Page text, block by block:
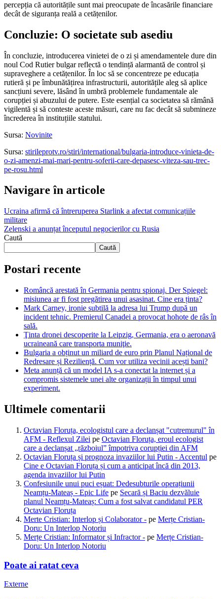
percepția că autoritățile sunt mai preocupate de încasările financiare
decât de siguranța reală a cetățenilor.
Concluzie: O societate sub asediu
În concluzie, introducerea vinietei de o zi și amendamentele dure din
noul Cod Rutier bulgar reflectă o tendință alarmantă de control și
supraveghere a cetățenilor. În loc să se concentreze pe educația
rutieră și pe îmbunătățirea infrastructurii, autoritățile aleg să aplice
sancțiuni severe, lăsând în umbră problemele fundamentale ale
corupției și abuzului de putere. Este esențial ca societatea să rămână
vigilentă și să conteste aceste măsuri, care nu fac decât să submineze
încrederea în instituțiile statului.
Sursa: Novinite
Sursa: stirileprotv.ro/stiri/international/bulgaria-introduce-vinieta-de-
o-zi-amenzi-mai-mari-pentru-soferii-care-depasesc-viteza-sau-trec-
pe-rosu.html
Navigare în articole
Ucraina afirmă că întreruperea Starlink a afectat comunicațiile
militare
Zelenski a anunțat începutul negocierilor cu Rusia
Caută
Caută
Postari recente
Româncă arestată în Germania pentru spionaj. Der Spiegel:
misiunea ar fi fost pregătirea unui asasinat. Cine era ținta?
Mark Carney, ironie subtilă la adresa lui Trump după un
incident tehnic. Premierul Canadei a provocat hohote de râs în
sală.
Ţinta dronei descoperite la Leipzig, Germania, era o aeronavă
ucraineană care transporta muniţie.
Bulgaria a obținut un miliard de euro prin Planul Național de
Redresare și Reziliență. Cum vor utiliza vecinii acești bani?
Meta anunță că un model IA s-a conectat la internet și a
compromis sistemele unei alte organizații în timpul unui
experiment.
Ultimele comentarii
Octavian Floruța, ecologistul care a declanșat "cutremurul" în
AFM - Reflexul Zilei pe Octavian Floruța, eroul ecologist
care a declanșat „războiul” împotriva corupției din AFM
Octavian Floruța și prognoza invaziilor lui Putin - Accentul pe
Cine e Octavian Floruța și cum a anticipat încă din 2013,
agenda invaziilor lui Putin
Confesiunile unui puci eșuat: Dedesubturile operațiunii
Neamțu-Mateaș - Epic Life pe Secară și Baciu dezvăluie
planul Neamțu-Mateaș: Cum a fost salvat candidatul PER
Octavian Floruța
Merte Cristian: Interlop și Colaborator - pe Merțe Cristian-
Doru: Un Interlop Notoriu
Merțe Cristian: Informator și Infractor - pe Merțe Cristian-
Doru: Un Interlop Notoriu
Poate ai ratat ceva
Externe